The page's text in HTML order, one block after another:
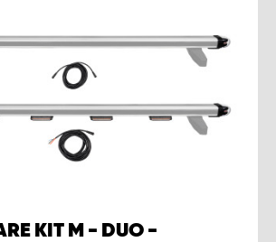
KIT M - DUO -